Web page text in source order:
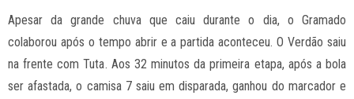
Apesar da grande chuva que caiu durante o dia, o Gramado
colaborou após o tempo abrir e a partida aconteceu. O Verdão saiu
na frente com Tuta. Aos 32 minutos da primeira etapa, após a bola
ser afastada, o camisa 7 saiu em disparada, ganhou do marcador e